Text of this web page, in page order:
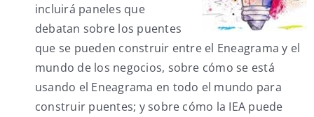
incluirá paneles que
debatan sobre los puentes
que se pueden construir entre el Eneagrama y el
mundo de los negocios, sobre cómo se está
usando el Eneagrama en todo el mundo para
construir puentes; y sobre cómo la IEA puede